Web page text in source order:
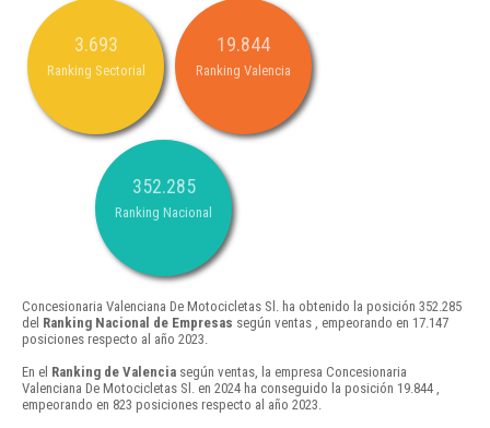
3.693
Ranking Sectorial
19.844
Ranking Valencia
352.285
Ranking Nacional
Concesionaria Valenciana De Motocicletas Sl. ha obtenido la posición 352.285
del Ranking Nacional de Empresas según ventas , empeorando en 17.147
posiciones respecto al año 2023.
En el Ranking de Valencia según ventas, la empresa Concesionaria
Valenciana De Motocicletas Sl. en 2024 ha conseguido la posición 19.844 ,
empeorando en 823 posiciones respecto al año 2023.